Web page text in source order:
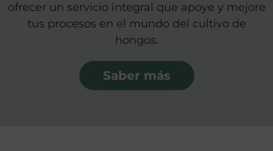
ofrecer un servicio integral que apoye y mejore
tus procesos en el mundo del cultivo de
hongos.
Saber más